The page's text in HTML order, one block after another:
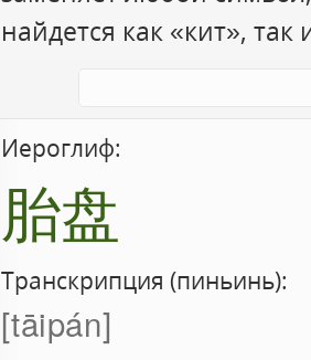
найдется как «кит», так
Иероглиф:
胎盘
Транскрипция (пиньинь):
tāipán